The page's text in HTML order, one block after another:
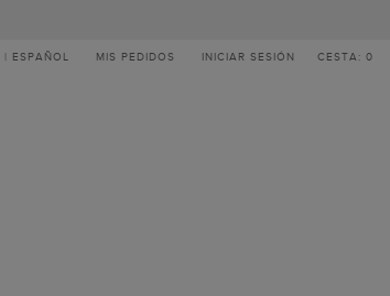
ESPAÑOL MIS PEDIDOS INICIAR SESIÓN CESTA: 0